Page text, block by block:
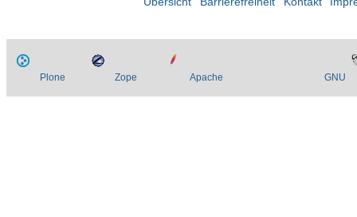
Plone Zope Apache GNU